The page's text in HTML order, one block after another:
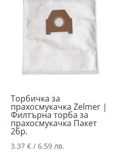
high
Торбичка за
прахосмукачка Zelmer |
Филтърна торба за
прахосмукачка Пакет
2бр.
3.37€ / 6.59 лв.